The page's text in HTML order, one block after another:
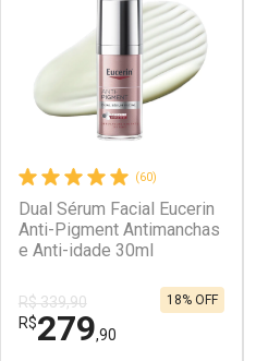
(60)
Dual Sérum Facial Eucerin
Anti-Pigment Antimanchas
e Anti-idade 30ml
R$ 339,90
R$279,90
18% OFF